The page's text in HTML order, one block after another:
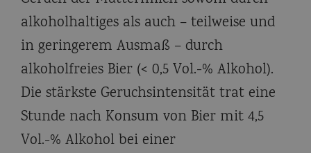
alkoholhaltiges als auch – teilweise und
in geringerem Ausmaß – durch
alkoholfreies Bier (< 0,5 Vol.-% Alkohol).
Die stärkste Geruchsintensität trat eine
Stunde nach Konsum von Bier mit 4,5
Vol.-% Alkohol bei einer